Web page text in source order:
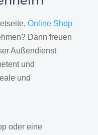
Online Shop
Dann freuen
Außendienst
und
und
oder eine